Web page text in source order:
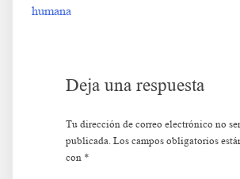
entradas
humana
Deja una respuesta
Tu dirección de correo electrónico no
publicada. Los campos obligatorios
con *